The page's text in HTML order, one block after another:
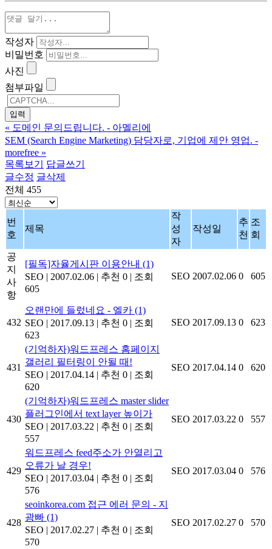
작성자
비밀번호
사진
첨부파일
« 도메인 문의드립니다. - 아멜리에
SEM (Search Engine Marketing) 담당자로, 기업에 제안 영업. -
morefree »
목록보기
답글쓰기
글수정 글삭제
전체 455
번
호
제목
작
성
자
작성일
추
천
조
회
공
지
사
항
[필독]자율게시판 이용안내 (1)
SEO | 2007.02.06 | 추천 0 | 조회
605
SEO 2007.02.06 0 605
432
오랜만에 들렀네요 - 엘카 (1)
SEO | 2017.09.13 | 추천 0 | 조회
623
SEO 2017.09.13 0 623
431
(기억하자)워드프레스 홈페이지
갤러리 필터링이 안될 때!
SEO | 2017.04.14 | 추천 0 | 조회
620
SEO 2017.04.14 0 620
430
(기억하자)워드프레스 master slider
플러그인에서 text layer 높이가
SEO | 2017.03.22 | 추천 0 | 조회
557
SEO 2017.03.22 0 557
429
워드프레스 feed주소가 안열리고
오류가 날 경우!
SEO | 2017.03.04 | 추천 0 | 조회
576
SEO 2017.03.04 0 576
428
seoinkorea.com 접근 에러 문의 - 지
광빠 (1)
SEO | 2017.02.27 | 추천 0 | 조회
570
SEO 2017.02.27 0 570